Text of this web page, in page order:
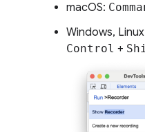
macOS:
Windows,
Control +